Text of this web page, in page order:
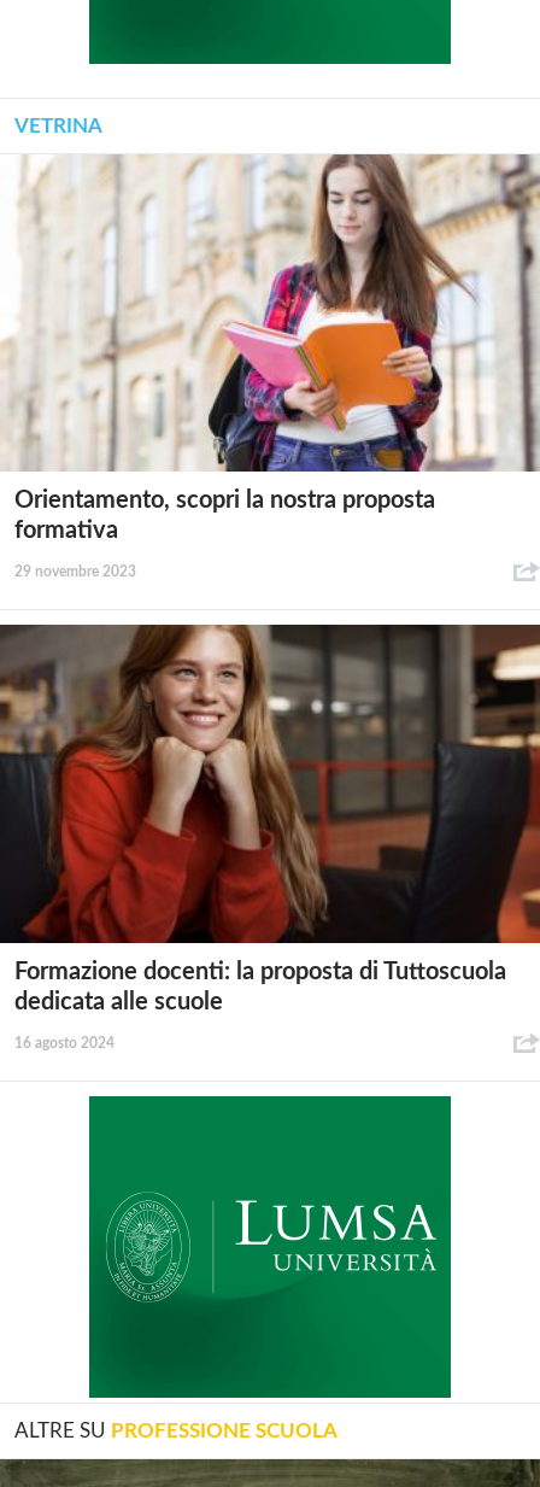
VETRINA
Orientamento, scopri la nostra proposta
formativa
29 novembre 2023
Formazione docenti: la proposta di Tuttoscuola
dedicata alle scuole
16 agosto 2024
ALTRE SU PROFESSIONE SCUOLA